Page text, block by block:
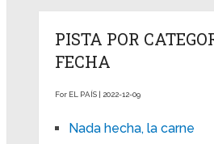
PISTA POR
FECHA
For EL PAÍS | 2022-12-09
Nada hecha, la carne